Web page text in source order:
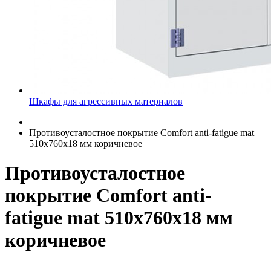
Шкафы для агрессивных материалов
Противоусталостное покрытие Comfort anti-fatigue mat
510х760х18 мм коричневое
Противоусталостное
покрытие Comfort anti-
fatigue mat 510х760х18 мм
коричневое